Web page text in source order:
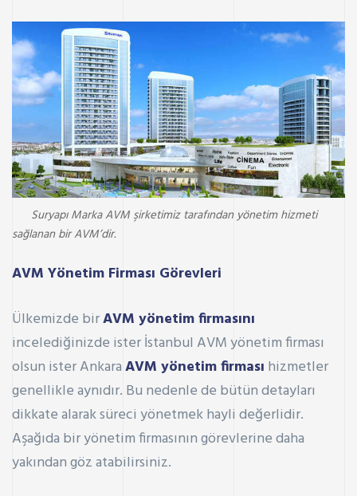
Suryapı Marka AVM şirketimiz tarafından yönetim hizmeti
sağlanan bir AVM’dir.
AVM Yönetim Firması Görevleri
Ülkemizde birAVM yönetim firmasını
incelediğinizde ister İstanbul AVM yönetim firması
olsun ister AnkaraAVM yönetim firması hizmetler
genellikle aynıdır. Bu nedenle de bütün detayları
dikkate alarak süreci yönetmek hayli değerlidir.
Aşağıda bir yönetim firmasının görevlerine daha
yakından göz atabilirsiniz.